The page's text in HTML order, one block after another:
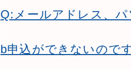
Q:メールアドレス、
b申込ができないので